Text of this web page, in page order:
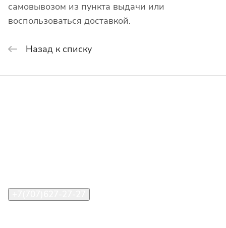
самовывозом из пункта выдачи или
воспользоваться доставкой.
Назад к списку